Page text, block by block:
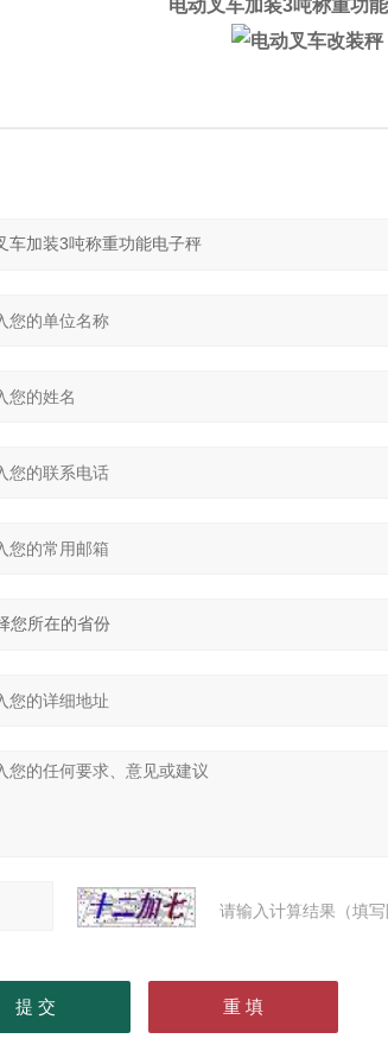
电动叉车加装3吨称重功
请输入计算结果（填